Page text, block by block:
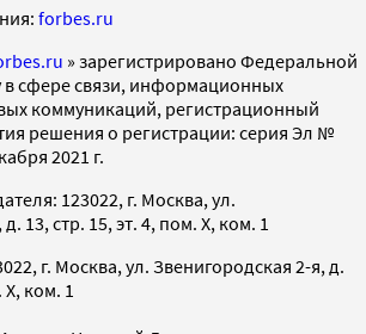
forbes.ru
» зарегистрировано Федеральной
в сфере связи, информационных
коммуникаций, регистрационный
решения о регистрации: серия Эл №
2021 г.
123022, г. Москва, ул.
13, стр. 15, эт. 4, пом. X, ком. 1
г. Москва, ул. Звенигородская 2-я, д.
ком. 1